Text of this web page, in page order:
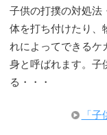
子供の打撲の対処法
体を打ち付けたり、
れによってできるケ
身と呼ばれます。子
る・・・
「